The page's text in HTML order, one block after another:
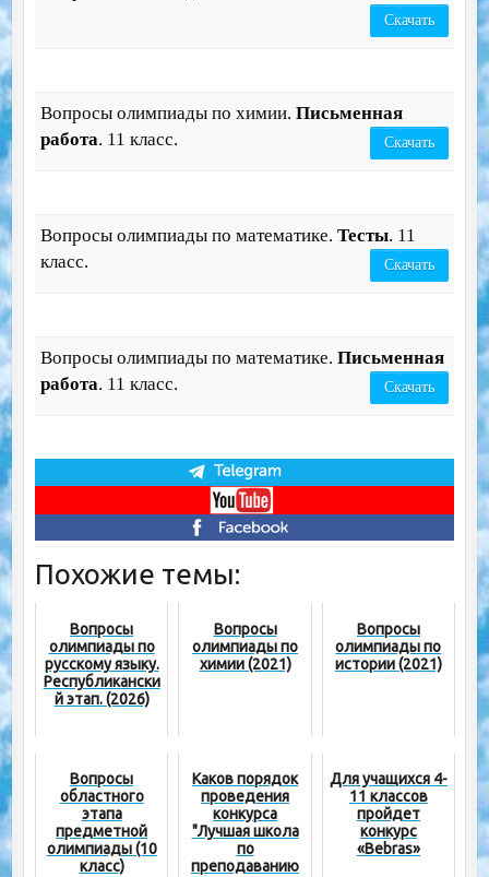
Скачать
Вопросы олимпиады по химии. Письменная
работа. 11 класс. Скачать
Вопросы олимпиады по математике. Тесты. 11
класс.
Скачать
Вопросы олимпиады по математике. Письменная
работа. 11 класс. Скачать
Похожие темы:
Вопросы
олимпиады по
русскому языку.
Республикански
й этап. (2026)
Вопросы
олимпиады по
химии (2021)
Вопросы
олимпиады по
истории (2021)
Вопросы
областного
этапа
предметной
олимпиады (10
класс)
Каков порядок
проведения
конкурса
"Лучшая школа
по
преподаванию
Для учащихся 4-
11 классов
пройдет
конкурс
«Bebras»